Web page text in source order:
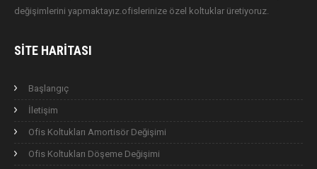
değişimlerini yapmaktayız.ofislerinize özel koltuklar üretiyoruz.
SITE HARITASI
Başlangıç
İletişim
Ofis Koltukları Amortisör Değişimi
Ofis Koltukları Döşeme Değişimi